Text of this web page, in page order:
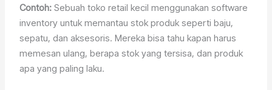
Contoh: Sebuah toko retail kecil menggunakan software
inventory untuk memantau stok produk seperti baju,
sepatu, dan aksesoris. Mereka bisa tahu kapan harus
memesan ulang, berapa stok yang tersisa, dan produk
apa yang paling laku.